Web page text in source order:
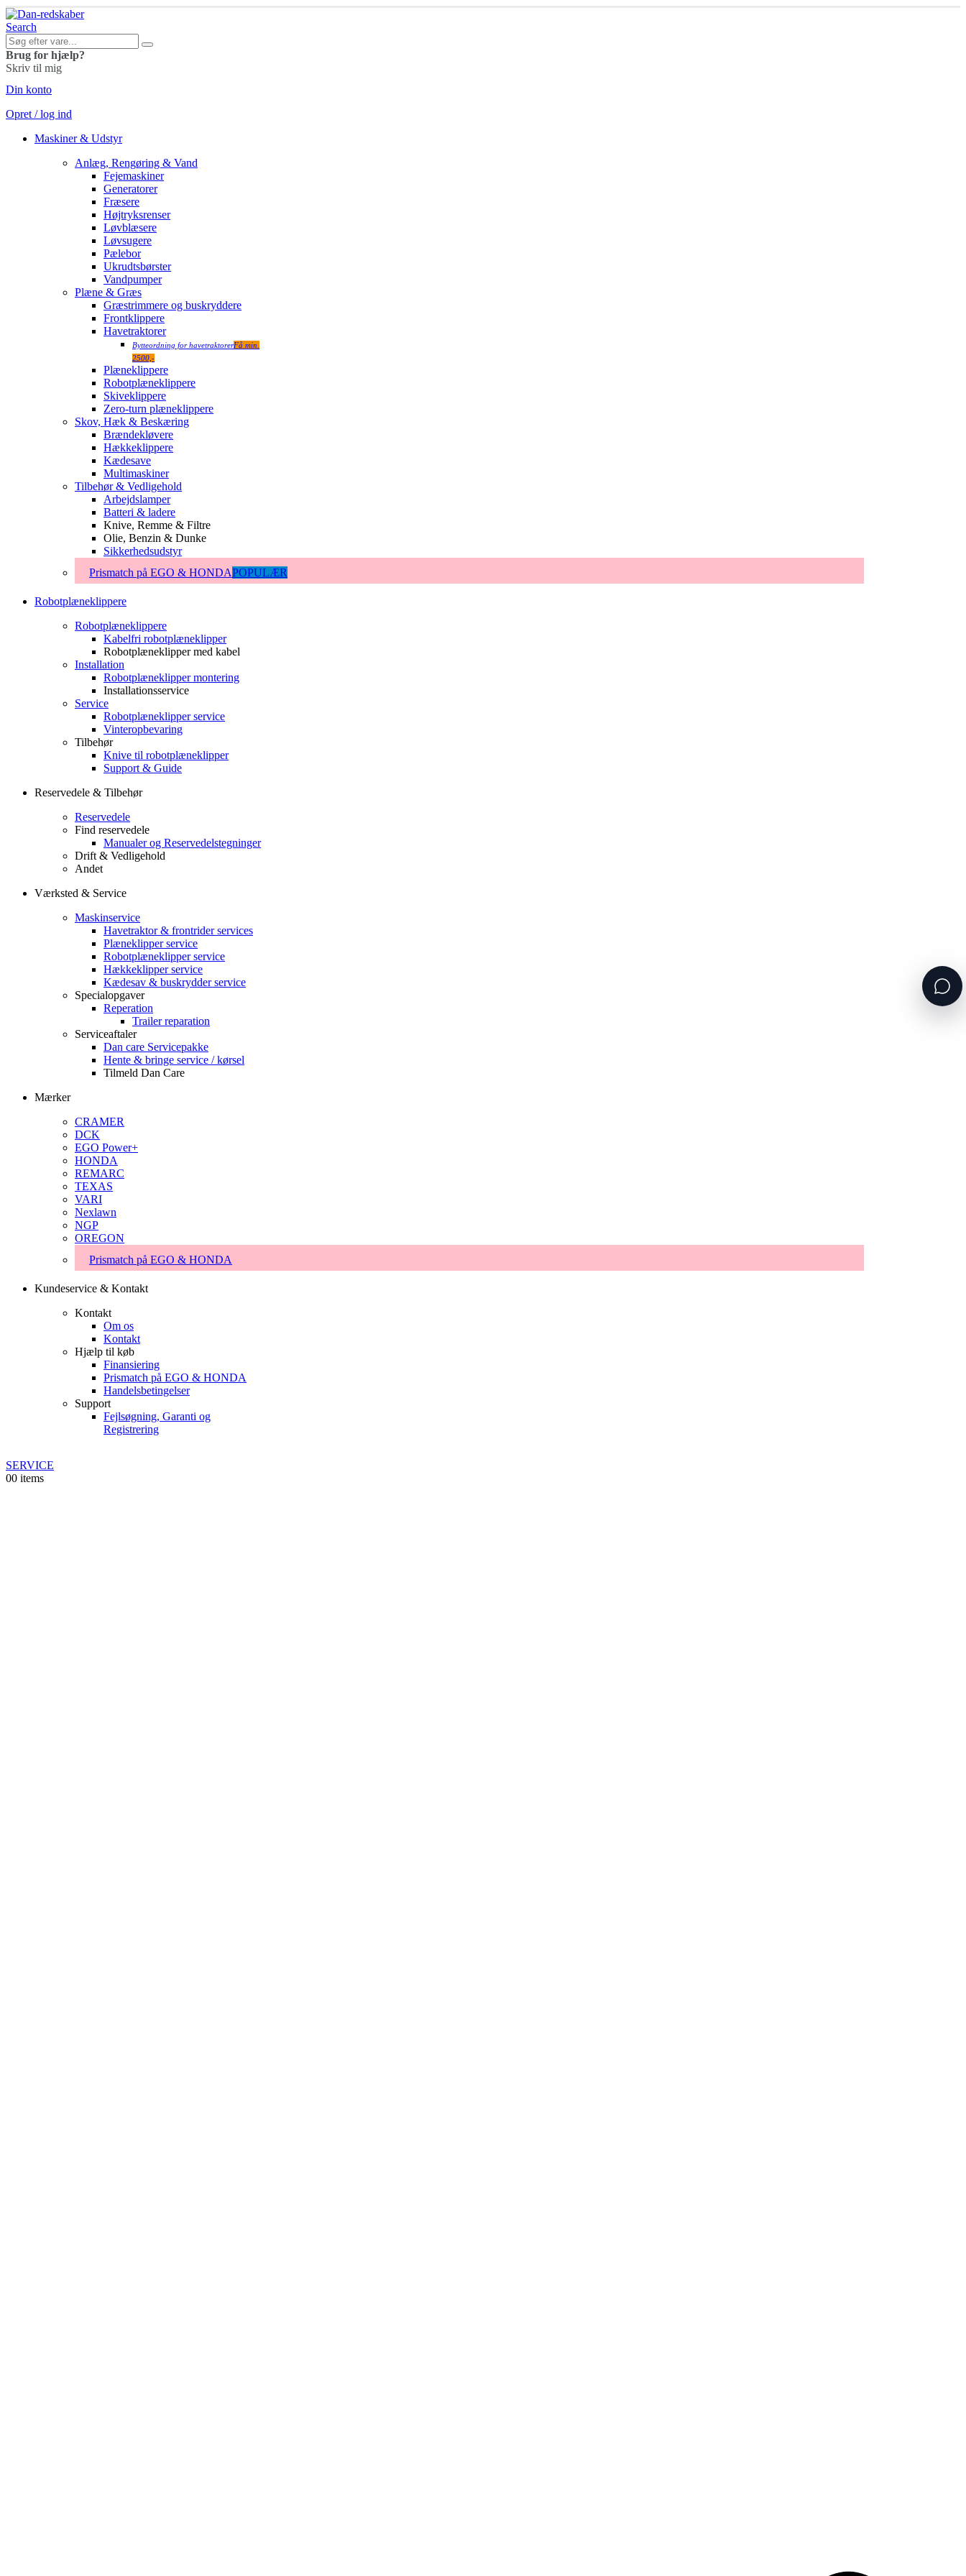
Search
Brug for hjælp?
Skriv til mig
Din konto
Opret / log ind
Maskiner & Udstyr
Anlæg, Rengøring & Vand
Fejemaskiner
Generatorer
Fræsere
Højtryksrenser
Løvblæsere
Løvsugere
Pælebor
Ukrudtsbørster
Vandpumper
Plæne & Græs
Græstrimmere og buskryddere
Frontklippere
Havetraktorer
Bytteordning for havetraktorerFå min.
2500,-
Plæneklippere
Robotplæneklippere
Skiveklippere
Zero-turn plæneklippere
Skov, Hæk & Beskæring
Brændekløvere
Hækkeklippere
Kædesave
Multimaskiner
Tilbehør & Vedligehold
Arbejdslamper
Batteri & ladere
Knive, Remme & Filtre
Olie, Benzin & Dunke
Sikkerhedsudstyr
Prismatch på EGO & HONDAPOPULÆR
Robotplæneklippere
Robotplæneklippere
Kabelfri robotplæneklipper
Robotplæneklipper med kabel
Installation
Robotplæneklipper montering
Installationsservice
Service
Robotplæneklipper service
Vinteropbevaring
Tilbehør
Knive til robotplæneklipper
Support & Guide
Reservedele & Tilbehør
Reservedele
Find reservedele
Manualer og Reservedelstegninger
Drift & Vedligehold
Andet
Værksted & Service
Maskinservice
Havetraktor & frontrider services
Plæneklipper service
Robotplæneklipper service
Hækkeklipper service
Kædesav & buskrydder service
Specialopgaver
Reperation
Trailer reparation
Serviceaftaler
Dan care Servicepakke
Hente & bringe service / kørsel
Tilmeld Dan Care
Mærker
CRAMER
DCK
EGO Power+
HONDA
REMARC
TEXAS
VARI
Nexlawn
NGP
OREGON
Prismatch på EGO & HONDA
Kundeservice & Kontakt
Kontakt
Om os
Kontakt
Hjælp til køb
Finansiering
Prismatch på EGO & HONDA
Handelsbetingelser
Support
Fejlsøgning, Garanti og
Registrering
SERVICE
00 items